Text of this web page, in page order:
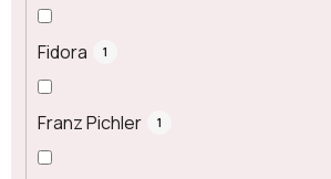
Fidora 1
Franz Pichler 1